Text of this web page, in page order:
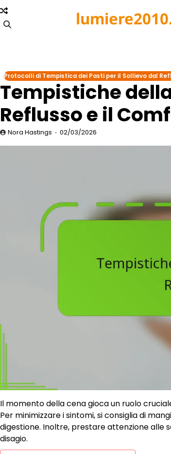
Skip
to
content
Protocolli di Tempistica dei Pasti per il Sollievo dal
Tempistiche
Reflusso e il
Nora Hastings 02/03/2026
Il momento della cena gioca un ruolo
Per minimizzare i sintomi, si consiglia di
digestione. Inoltre, prestare attenzione alle
disagio.